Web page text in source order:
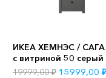
ИКЕА ХЕМНЭС /
с витриной 50 серый
19999,00₽ 15999,00 ₽